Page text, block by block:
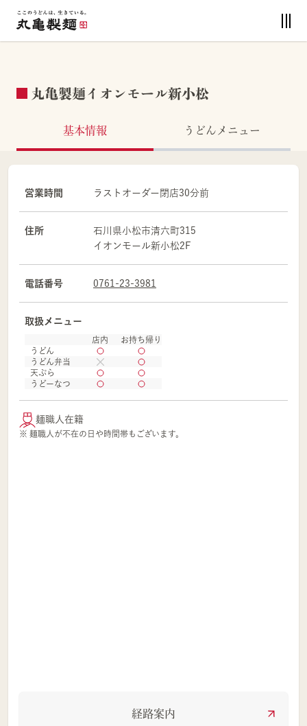
丸亀製麺イオンモール新小松
基本情報 うどんメニュー
営業時間 ラストオーダー閉店30分前
住所 石川県小松市清六町315
イオンモール新小松2F
電話番号 0761-23-3981
取扱メニュー
店内
お持ち帰り
うどん
うどん弁当
天ぷら
うどーなつ
麺職人在籍
※ 麺職人が不在の日や時間帯もございます。
経路案内